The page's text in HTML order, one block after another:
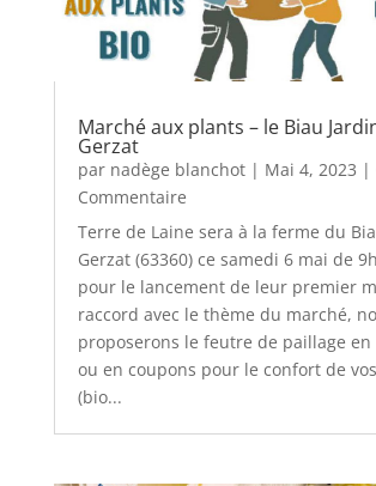
Marché aux plants – le Biau
Gerzat
par nadège blanchot| Mai 4, 2023 |
Commentaire
Terre de Laine sera à la ferme du
Gerzat (63360) ce samedi 6 mai de
pour le lancement de leur premier
raccord avec le thème du marché,
proposerons le feutre de paillage en
ou en coupons pour le confort de
(bio...